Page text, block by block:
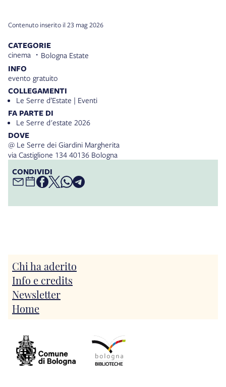
CATEGORIE
cinema Bologna Estate
INFO
evento gratuito
COLLEGAMENTI
Le Serre d’Estate | Eventi
FA PARTE DI
Le Serre d'estate 2026
DOVE
@ Le Serre dei Giardini Margherita
via Castiglione 134 40136 Bologna
CONDIVIDI
Contenuto inserito il 23 mag 2026
Chi ha aderito
Info e credits
Newsletter
Home